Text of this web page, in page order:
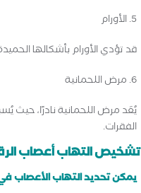
5. الأورام
قد تؤدي الأورام بأشكالها
6. مرض اللحمانية
يُعَد مرض اللحمانية نادرًا، حيث
الفقرات.
تشخيص التهاب أعصاب
يمكن تحديد التهاب الأعصاب في